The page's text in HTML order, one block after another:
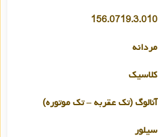
156.0719.3.010
مردانه
کلاسیک
آنالوگ (تک عقربه – تک موتوره)
سیلور